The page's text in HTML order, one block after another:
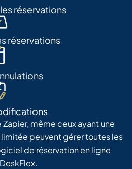
réservations
réservations
même ceux ayant une
peuvent gérer toutes les
de réservation en ligne
DeskFlex.